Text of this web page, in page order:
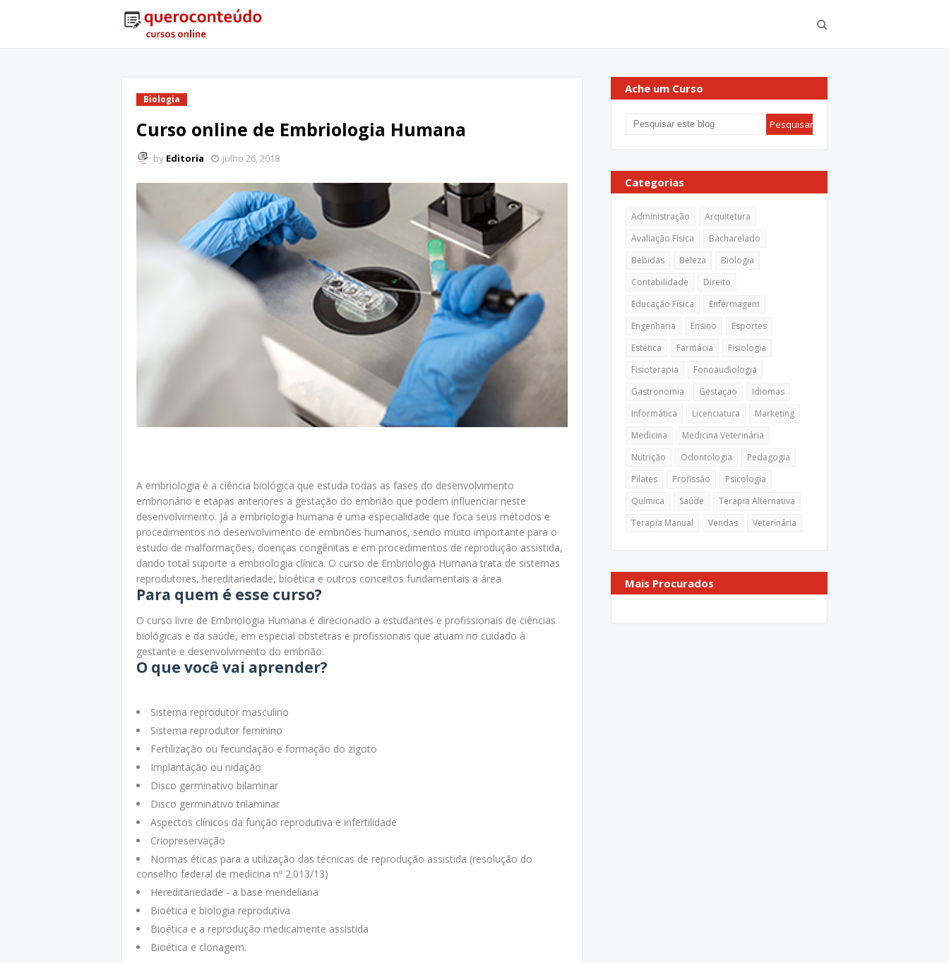
Biologia
Curso online de Embriologia Humana
by Editoria julho 26, 2018
A embriologia é a ciência biológica que estuda todas as fases do desenvolvimento
embrionário e etapas anteriores a gestação do embrião que podem influenciar neste
desenvolvimento. Já a embriologia humana é uma especialidade que foca seus métodos e
procedimentos no desenvolvimento de embriões humanos, sendo muito importante para o
estudo de malformações, doenças congênitas e em procedimentos de reprodução assistida,
dando total suporte a embriologia clínica. O curso de Embriologia Humana trata de sistemas
reprodutores, hereditariedade, bioética e outros conceitos fundamentais a área.
Para quem é esse curso?
O curso livre de Embriologia Humana é direcionado a estudantes e profissionais de ciências
biológicas e da saúde, em especial obstetras e profissionais que atuam no cuidado à
gestante e desenvolvimento do embrião.
O que você vai aprender?
Sistema reprodutor masculino
Sistema reprodutor feminino
Fertilização ou fecundação e formação do zigoto
Implantação ou nidação
Disco germinativo bilaminar
Disco germinativo trilaminar
Aspectos clínicos da função reprodutiva e infertilidade
Criopreservação
Normas éticas para a utilização das técnicas de reprodução assistida (resolução do
conselho federal de medicina nº 2.013/13)
Hereditariedade - a base mendeliana
Bioética e biologia reprodutiva
Bioética e a reprodução medicamente assistida
Bioética e clonagem.
Ache um Curso
Categorias
Administração
Arquitetura
Avaliação Física
Bacharelado
Bebidas
Beleza
Biologia
Contabilidade
Direito
Educação Física
Enfermagem
Engenharia
Ensino
Esportes
Estética
Farmácia
Fisiologia
Fisioterapia
Fonoaudiologia
Gastronomia
Gestaçao
Idiomas
Informática
Licenciatura
Marketing
Medicina
Medicina Veterinária
Nutrição
Odontologia
Pedagogia
Pilates
Profissão
Psicologia
Química
Saúde
Terapia Alternativa
Terapia Manual
Vendas Veterinária
Mais Procurados